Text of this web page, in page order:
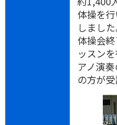
体操を
しました
体操会
ッスン
アノ演
の方が受